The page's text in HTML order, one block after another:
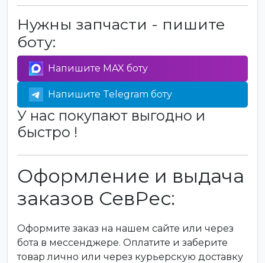
Нужны запчасти - пишите
боту:
Напишите MAX боту
Напишите Telegram боту
У нас покупают выгодно и
быстро !
Оформление и выдача
заказов СевРес:
Оформите заказ на нашем сайте или через
бота в мессенджере. Оплатите и заберите
товар лично или через курьерскую доставку